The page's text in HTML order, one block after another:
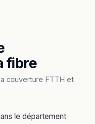
fibre
couverture FTTH et
le département